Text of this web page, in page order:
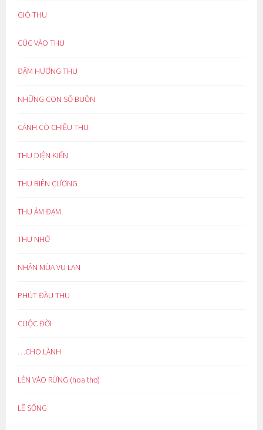
GIÓ THU
CÚC VÀO THU
ĐẬM HƯƠNG THU
NHỮNG CON SỐ BUỒN
CÁNH CÒ CHIỀU THU
THU DIỆN KIẾN
THU BIÊN CƯƠNG
THU ẢM ĐẠM
THU NHỚ
NHÂN MÙA VU LAN
PHÚT ĐẦU THU
CUỘC ĐỜI
…CHO LÀNH
LẺN VÀO RỪNG (hoạ thơ)
LẼ SỐNG